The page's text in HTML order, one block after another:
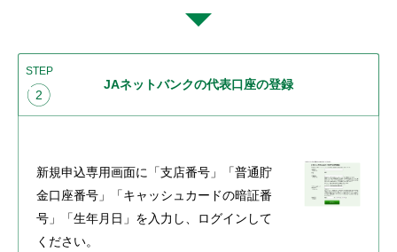
STEP
2
JAネットバンクの代表口座の登録
新規申込専用画面に「支店番号」「普通貯
金口座番号」「キャッシュカードの暗証番
号」「生年月日」を入力し、ログインして
ください。